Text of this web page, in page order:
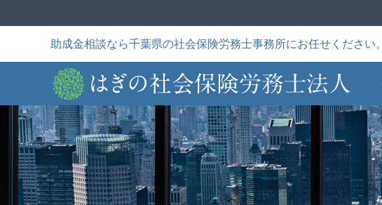
to
助成金相談なら千葉県の社会保険労務士事務所にお任せください。
私たちについて
トータルサポート
困ったことはありません
か？